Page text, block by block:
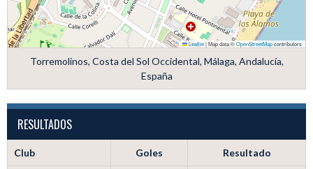
Leaflet|Map data ©OpenStreetMapcontributors
Torremolinos, Costa del Sol Occidental, Málaga, Andalucía,
España
RESULTADOS
Club Goles Resultado